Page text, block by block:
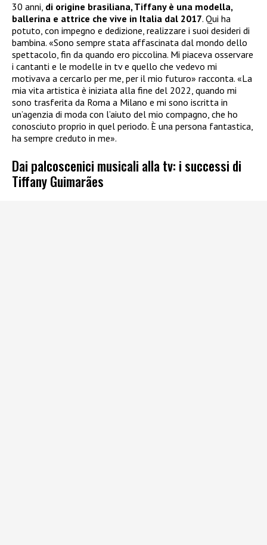
30 anni, di origine brasiliana, Tiffany è una modella,
ballerina e attrice che vive in Italia dal 2017. Qui ha
potuto, con impegno e dedizione, realizzare i suoi desideri di
bambina. «Sono sempre stata affascinata dal mondo dello
spettacolo, fin da quando ero piccolina. Mi piaceva osservare
i cantanti e le modelle in tv e quello che vedevo mi
motivava a cercarlo per me, per il mio futuro» racconta. «La
mia vita artistica è iniziata alla fine del 2022, quando mi
sono trasferita da Roma a Milano e mi sono iscritta in
un’agenzia di moda con l’aiuto del mio compagno, che ho
conosciuto proprio in quel periodo. È una persona fantastica,
ha sempre creduto in me».
Dai palcoscenici musicali alla tv: i successi di
Tiffany Guimarães